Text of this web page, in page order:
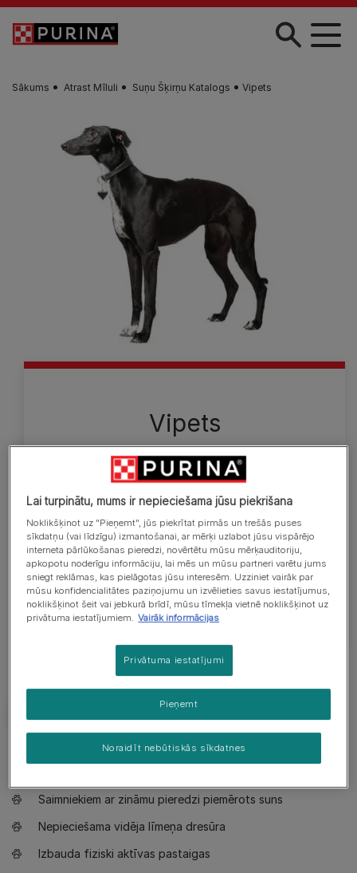
Skip to main content
Sākums Atrast Mīluli Suņu Šķirņu Katalogs Vipets
Vipets
Vipets ir kalsnējs, muskuļots, atlētisks suns. Tajos
muskuļu spēks un iespaidīgais izskats ir līdzsvarā ar
iznesīgumu un eleganci, un tie ir selekcionēti
ātrumam un darbam. Tiem ir smalks un īss
apmatojums, kas var būt dažādās krāsās un krāsu
sajaukumos. Augstums skaustā tēviņiem ir 47 – 51
cm un 44 – 47 cm mātītēm. Svara diapazons ir
apmēram 12,5–13,5 kg.
Nepieciešams zināt
Saimniekiem ar zināmu pieredzi piemērots suns
Nepieciešama vidēja līmeņa dresūra
Izbauda fiziski aktīvas pastaigas
Lai turpinātu, mums ir nepieciešama jūsu piekrišana
Noklikšķinot uz "Pieņemt", jūs piekrītat pirmās un trešās puses
sīkdatņu (vai līdzīgu) izmantošanai, ar mērķi uzlabot jūsu vispārējo
interneta pārlūkošanas pieredzi, novērtētu mūsu mērķauditoriju,
apkopotu noderīgu informāciju, lai mēs un mūsu partneri varētu jums
sniegt reklāmas, kas pielāgotas jūsu interesēm. Uzziniet vairāk par
mūsu konfidencialitātes paziņojumu un izvēlieties savus iestatījumus,
noklikšķinot šeit vai jebkurā brīdī, mūsu tīmekļa vietnē noklikšķinot uz
privātuma iestatījumiem. Vairāk informācijas
Privātuma iestatījumi
Noraidīt nebūtiskās sīkdatnes
Pieņemt